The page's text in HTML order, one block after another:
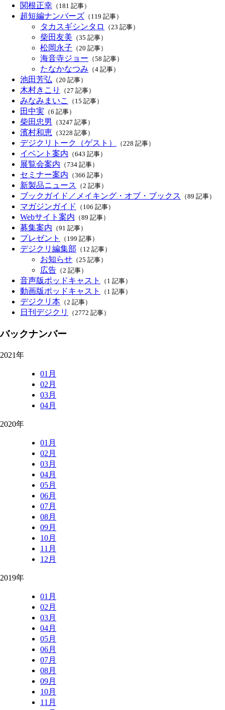
関根正幸 （181 記事）
超短編ナンバーズ （119 記事）
タカスギシンタロ （23 記事）
柴田友美 （35 記事）
松岡永子 （20 記事）
海音寺ジョー （58 記事）
たなかなつみ （4 記事）
池田芳弘 （20 記事）
木村きこり （27 記事）
みなみまいこ （15 記事）
田中実 （6 記事）
柴田忠男 （3247 記事）
濱村和恵 （3228 記事）
デジクリトーク（ゲスト） （228 記事）
イベント案内 （643 記事）
展覧会案内 （734 記事）
セミナー案内 （366 記事）
新製品ニュース （2 記事）
ブックガイド／メイキング・オブ・ブックス （89 記事）
マガジンガイド （106 記事）
Webサイト案内 （89 記事）
募集案内 （91 記事）
プレゼント （199 記事）
デジクリ編集部 （12 記事）
お知らせ （25 記事）
広告 （2 記事）
音声版ポッドキャスト （1 記事）
動画版ポッドキャスト （1 記事）
デジクリ本 （2 記事）
日刊デジクリ （2772 記事）
バックナンバー
2021年
01月
02月
03月
04月
2020年
01月
02月
03月
04月
05月
06月
07月
08月
09月
10月
11月
12月
2019年
01月
02月
03月
04月
05月
06月
07月
08月
09月
10月
11月